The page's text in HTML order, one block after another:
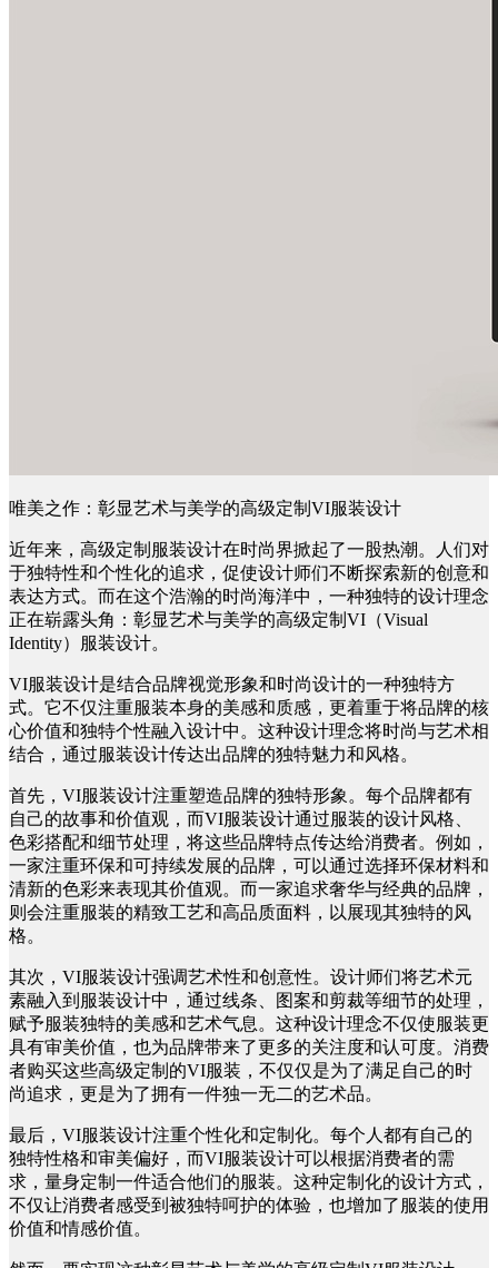
唯美之作：彰显艺术与美学的高级定制VI服装设计
近年来，高级定制服装设计在时尚界掀起了一股热潮。人们对
于独特性和个性化的追求，促使设计师们不断探索新的创意和
表达方式。而在这个浩瀚的时尚海洋中，一种独特的设计理念
正在崭露头角：彰显艺术与美学的高级定制VI（Visual
Identity）服装设计。
VI服装设计是结合品牌视觉形象和时尚设计的一种独特方
式。它不仅注重服装本身的美感和质感，更着重于将品牌的核
心价值和独特个性融入设计中。这种设计理念将时尚与艺术相
结合，通过服装设计传达出品牌的独特魅力和风格。
首先，VI服装设计注重塑造品牌的独特形象。每个品牌都有
自己的故事和价值观，而VI服装设计通过服装的设计风格、
色彩搭配和细节处理，将这些品牌特点传达给消费者。例如，
一家注重环保和可持续发展的品牌，可以通过选择环保材料和
清新的色彩来表现其价值观。而一家追求奢华与经典的品牌，
则会注重服装的精致工艺和高品质面料，以展现其独特的风
格。
其次，VI服装设计强调艺术性和创意性。设计师们将艺术元
素融入到服装设计中，通过线条、图案和剪裁等细节的处理，
赋予服装独特的美感和艺术气息。这种设计理念不仅使服装更
具有审美价值，也为品牌带来了更多的关注度和认可度。消费
者购买这些高级定制的VI服装，不仅仅是为了满足自己的时
尚追求，更是为了拥有一件独一无二的艺术品。
最后，VI服装设计注重个性化和定制化。每个人都有自己的
独特性格和审美偏好，而VI服装设计可以根据消费者的需
求，量身定制一件适合他们的服装。这种定制化的设计方式，
不仅让消费者感受到被独特呵护的体验，也增加了服装的使用
价值和情感价值。